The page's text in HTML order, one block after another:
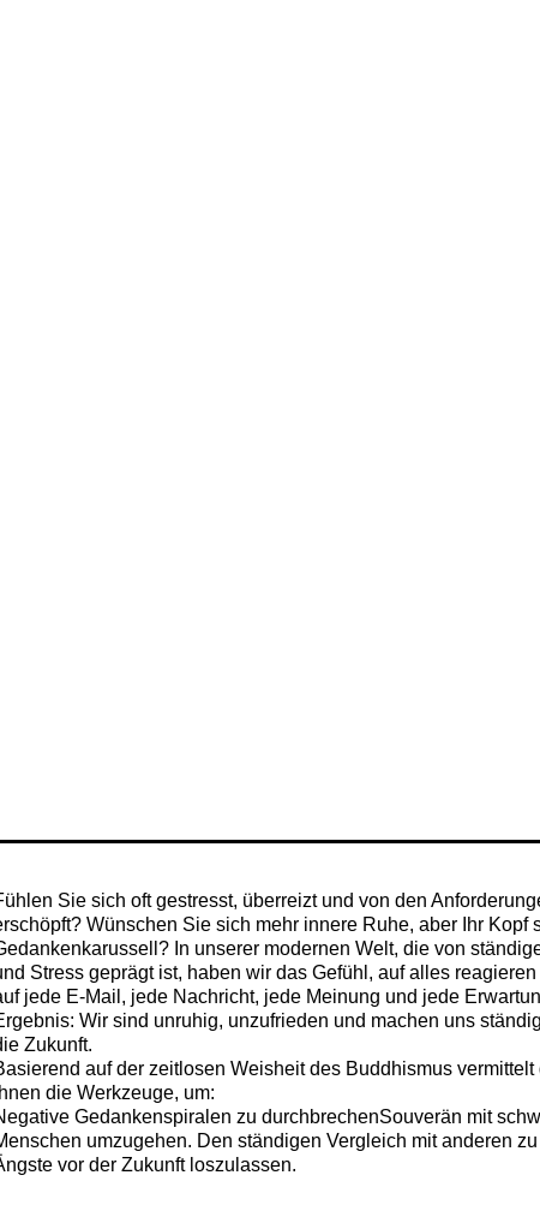
Sie sich oft gestresst, überreizt und von den
Wünschen Sie sich mehr innere Ruhe, aber Ihr Kopf
In unserer modernen Welt, die von
Stress geprägt ist, haben wir das Gefühl, auf alles
jede E-Mail, jede Nachricht, jede Meinung und jede
Wir sind unruhig, unzufrieden und machen uns
Zukunft.
auf der zeitlosen Weisheit des Buddhismus vermittelt
Ihnen die Werkzeuge, um:
Gedankenspiralen zu durchbrechenSouverän mit
umzugehen. Den ständigen Vergleich mit anderen
vor der Zukunft loszulassen.